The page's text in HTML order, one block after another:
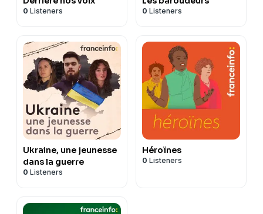
0 Listeners 0 Listeners
Ukraine, une jeunesse
dans la guerre
0 Listeners
Héroïnes
0 Listeners